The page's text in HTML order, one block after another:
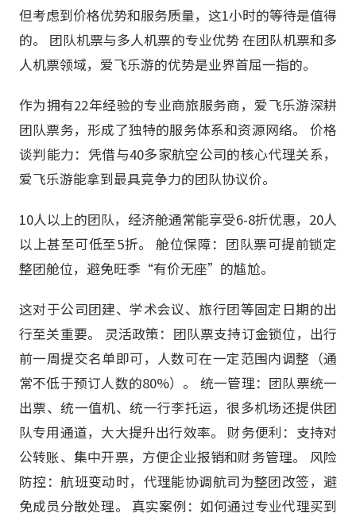
但考虑到价格优势和服务质量，这1小时的等待是值得
的。 团队机票与多人机票的专业优势 在团队机票和多
人机票领域，爱飞乐游的优势是业界首屈一指的。
作为拥有22年经验的专业商旅服务商，爱飞乐游深耕
团队票务，形成了独特的服务体系和资源网络。 价格
谈判能力：凭借与40多家航空公司的核心代理关系，
爱飞乐游能拿到最具竞争力的团队协议价。
10人以上的团队，经济舱通常能享受6-8折优惠，20人
以上甚至可低至5折。 舱位保障：团队票可提前锁定
整团舱位，避免旺季“有价无座”的尴尬。
这对于公司团建、学术会议、旅行团等固定日期的出
行至关重要。 灵活政策：团队票支持订金锁位，出行
前一周提交名单即可，人数可在一定范围内调整（通
常不低于预订人数的80%）。 统一管理：团队票统一
出票、统一值机、统一行李托运，很多机场还提供团
队专用通道，大大提升出行效率。 财务便利：支持对
公转账、集中开票，方便企业报销和财务管理。 风险
防控：航班变动时，代理能协调航司为整团改签，避
免成员分散处理。 真实案例：如何通过专业代理买到